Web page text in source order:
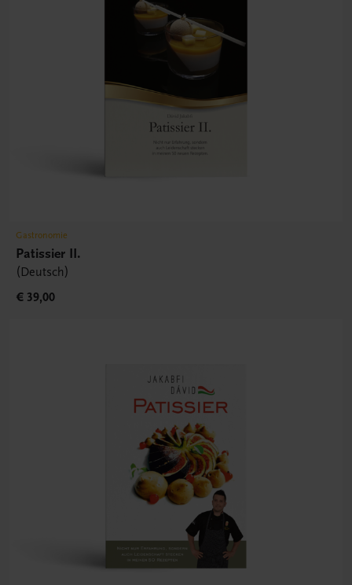
Gastronomie
Patissier II.
(Deutsch)
€ 39,00